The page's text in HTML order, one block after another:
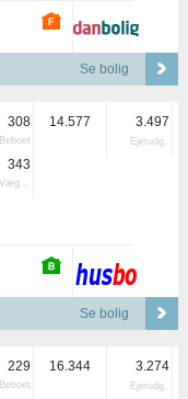
Se bolig
308
Beboet
343
Vægtet
14.577 3.497
Ejerudg.
Se bolig
229
Beboet
16.344 3.274
Ejerudg.